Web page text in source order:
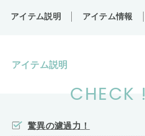
アイテム説明 アイテム情報
アイテム説明
CHECK !
驚異の濾過力！